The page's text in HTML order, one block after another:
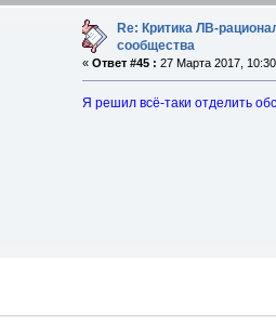
Re: Критика ЛВ-
сообщества
« Ответ #45 : 27 Марта 2017,
Я решил всё-таки отделить